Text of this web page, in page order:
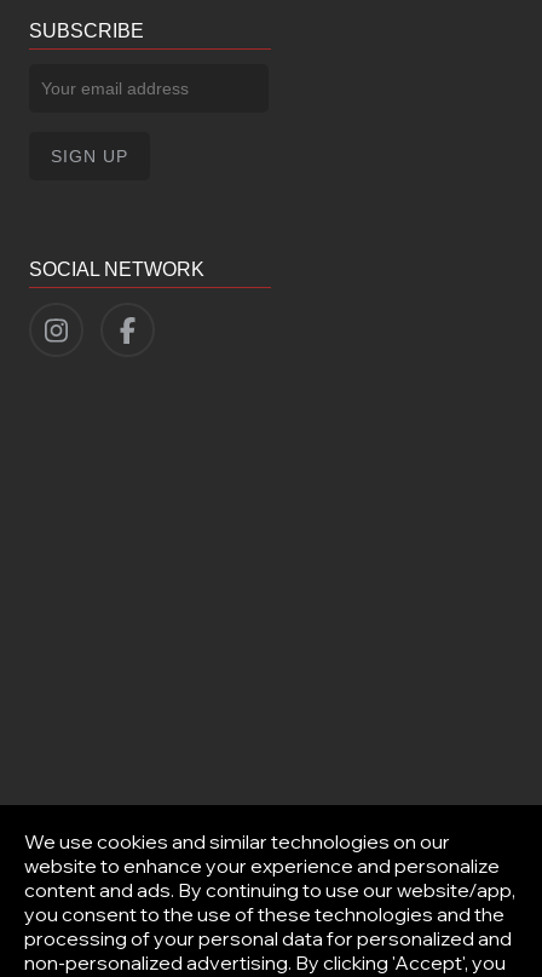
SUBSCRIBE
SOCIAL NETWORK
We use cookies and similar technologies on our
website to enhance your experience and personalize
content and ads. By continuing to use our website/app,
you consent to the use of these technologies and the
processing of your personal data for personalized and
non-personalized advertising. By clicking 'Accept', you